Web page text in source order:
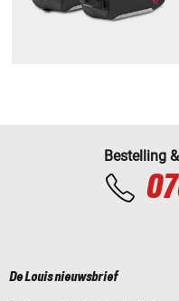
Bestelling
De Louis nieuwsbrief